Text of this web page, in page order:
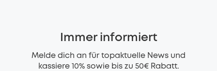
Immer informiert
Melde dich an für topaktuelle News und
kassiere 10% sowie bis zu 50€ Rabatt.